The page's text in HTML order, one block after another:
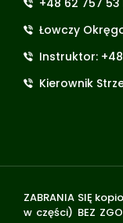
Łowczy
Instruktor:
Kierownik
ZABRANIA SIĘ
w części) BEZ